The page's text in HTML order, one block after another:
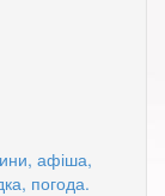
афіша,
погода.